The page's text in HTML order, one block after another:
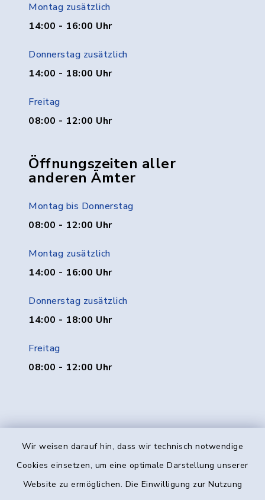
Wir weisen darauf hin, dass wir technisch notwendige
Cookies einsetzen, um eine optimale Darstellung unserer
Website zu ermöglichen. Die Einwilligung zur Nutzung
Montag zusätzlich
14:00 - 16:00 Uhr
Donnerstag zusätzlich
14:00 - 18:00 Uhr
Freitag
08:00 - 12:00 Uhr
Öffnungszeiten aller
anderen Ämter
Montag bis Donnerstag
08:00 - 12:00 Uhr
Montag zusätzlich
14:00 - 16:00 Uhr
Donnerstag zusätzlich
14:00 - 18:00 Uhr
Freitag
08:00 - 12:00 Uhr
Kontakt